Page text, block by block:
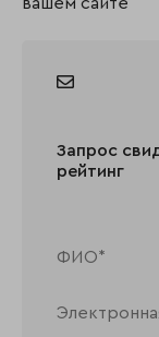
Запрос
рейтинг